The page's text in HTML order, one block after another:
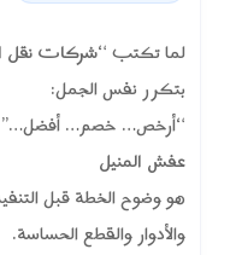
لما تكتب “شركات نقل
بتكرر نفس الجمل:
“أرخص… خصم… أفضل…”.
عفش المنيل
هو وضوح الخطة قبل
والأدوار والقطع الحساسة.